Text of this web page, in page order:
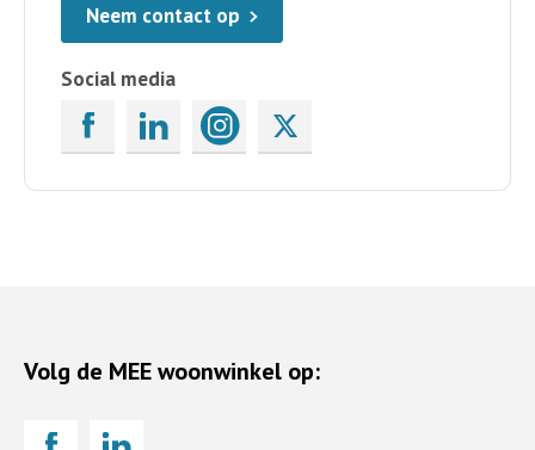
Neem contact op
Social media
Volg de MEE woonwinkel op: